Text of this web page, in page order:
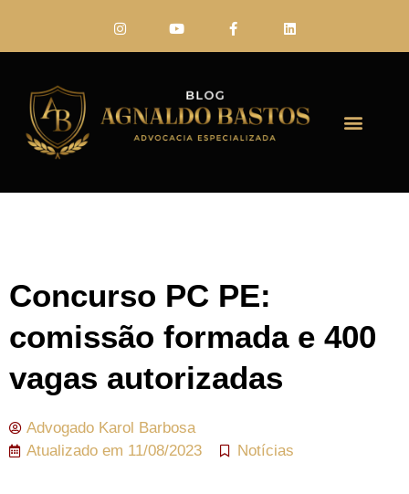
Concurso PC PE:
comissão formada e 400
vagas autorizadas
Advogado Karol Barbosa
Atualizado em 11/08/2023 Notícias